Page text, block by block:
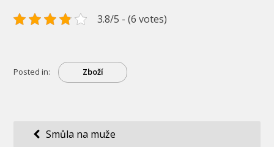
3.8/5 - (6 votes)
Posted in: Zboží
Navigace
Smůla na muže